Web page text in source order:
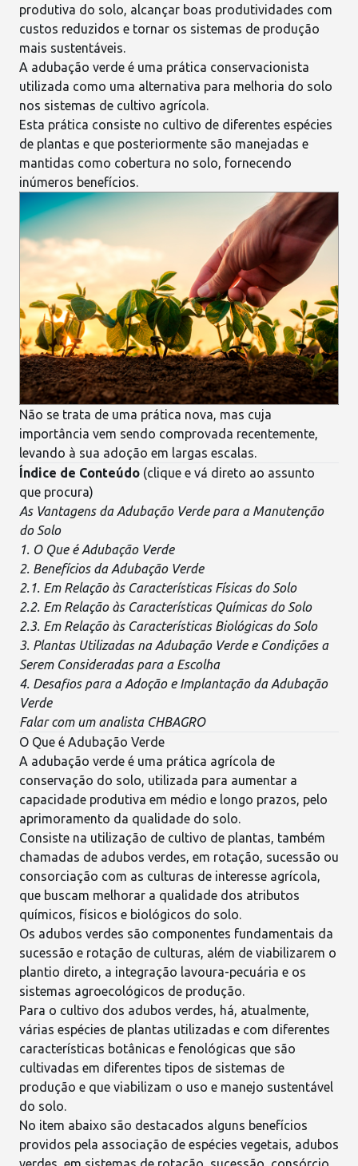
produtiva do solo, alcançar boas produtividades com
custos reduzidos e tornar os sistemas de produção
mais sustentáveis.
A adubação verde é uma prática conservacionista
utilizada como uma alternativa para melhoria do solo
nos sistemas de cultivo agrícola.
Esta prática consiste no cultivo de diferentes espécies
de plantas e que posteriormente são manejadas e
mantidas como cobertura no solo, fornecendo
inúmeros benefícios.
Não se trata de uma prática nova, mas cuja
importância vem sendo comprovada recentemente,
levando à sua adoção em largas escalas.
Índice de Conteúdo (clique e vá direto ao assunto
que procura)
As Vantagens da Adubação Verde para a Manutenção
do Solo
1. O Que é Adubação Verde
2. Benefícios da Adubação Verde
2.1. Em Relação às Características Físicas do Solo
2.2. Em Relação às Características Químicas do Solo
2.3. Em Relação às Características Biológicas do Solo
3. Plantas Utilizadas na Adubação Verde e Condições a
Serem Consideradas para a Escolha
4. Desafios para a Adoção e Implantação da Adubação
Verde
Falar com um analista CHBAGRO
O Que é Adubação Verde
A adubação verde é uma prática agrícola de
conservação do solo, utilizada para aumentar a
capacidade produtiva em médio e longo prazos, pelo
aprimoramento da qualidade do solo.
Consiste na utilização de cultivo de plantas, também
chamadas de adubos verdes, em rotação, sucessão ou
consorciação com as culturas de interesse agrícola,
que buscam melhorar a qualidade dos atributos
químicos, físicos e biológicos do solo.
Os adubos verdes são componentes fundamentais da
sucessão e rotação de culturas, além de viabilizarem o
plantio direto, a integração lavoura-pecuária e os
sistemas agroecológicos de produção.
Para o cultivo dos adubos verdes, há, atualmente,
várias espécies de plantas utilizadas e com diferentes
características botânicas e fenológicas que são
cultivadas em diferentes tipos de sistemas de
produção e que viabilizam o uso e manejo sustentável
do solo.
No item abaixo são destacados alguns benefícios
providos pela associação de espécies vegetais, adubos